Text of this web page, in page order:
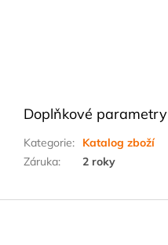
Doplňkové parametry
Kategorie:
Katalog zboží
Záruka: 2 roky
Z